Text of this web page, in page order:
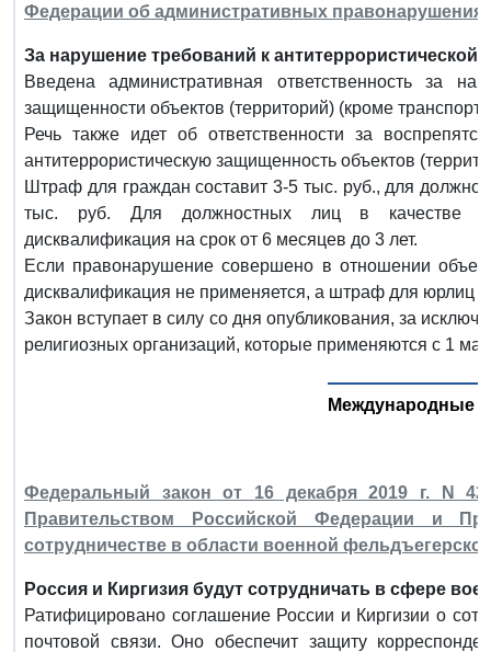
Федерации об административных
За нарушение требований к
Введена административная ответственность за
защищенности объектов (территорий) (кроме
Речь также идет об ответственности за
антитеррористическую защищенность объектов
Штраф для граждан составит 3-5 тыс. руб., для
тыс. руб. Для должностных лиц в качестве
дисквалификация на срок от 6 месяцев до 3 лет.
Если правонарушение совершено в отношении
дисквалификация не применяется, а штраф для юрлиц
Закон вступает в силу со дня опубликования, за
религиозных организаций, которые применяются с 1 мая
Международные
Федеральный закон от 16 декабря 2019 г. N
Правительством Российской Федерации и
сотрудничестве в области военной
Россия и Киргизия будут сотрудничать в сфере
Ратифицировано соглашение России и Киргизии о
почтовой связи. Оно обеспечит защиту